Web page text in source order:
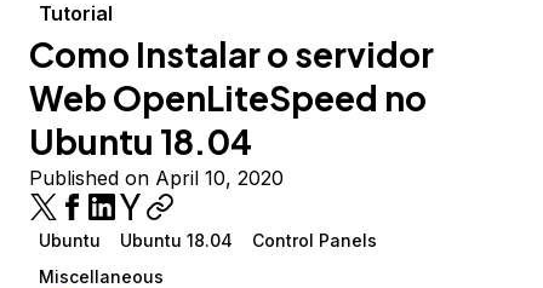
Tutorial
Como Instalar o servidor
Web OpenLiteSpeed no
Ubuntu 18.04
Published on April 10, 2020
Ubuntu Ubuntu 18.04
Control Panels
Miscellaneous